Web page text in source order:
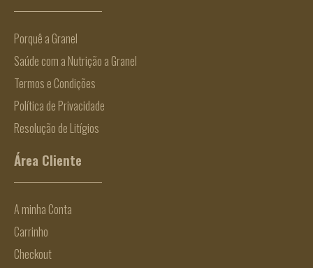
Porquê a Granel
Saúde com a Nutrição a Granel
Termos e Condições
Política de Privacidade
Resolução de Litígios
Área Cliente
A minha Conta
Carrinho
Checkout